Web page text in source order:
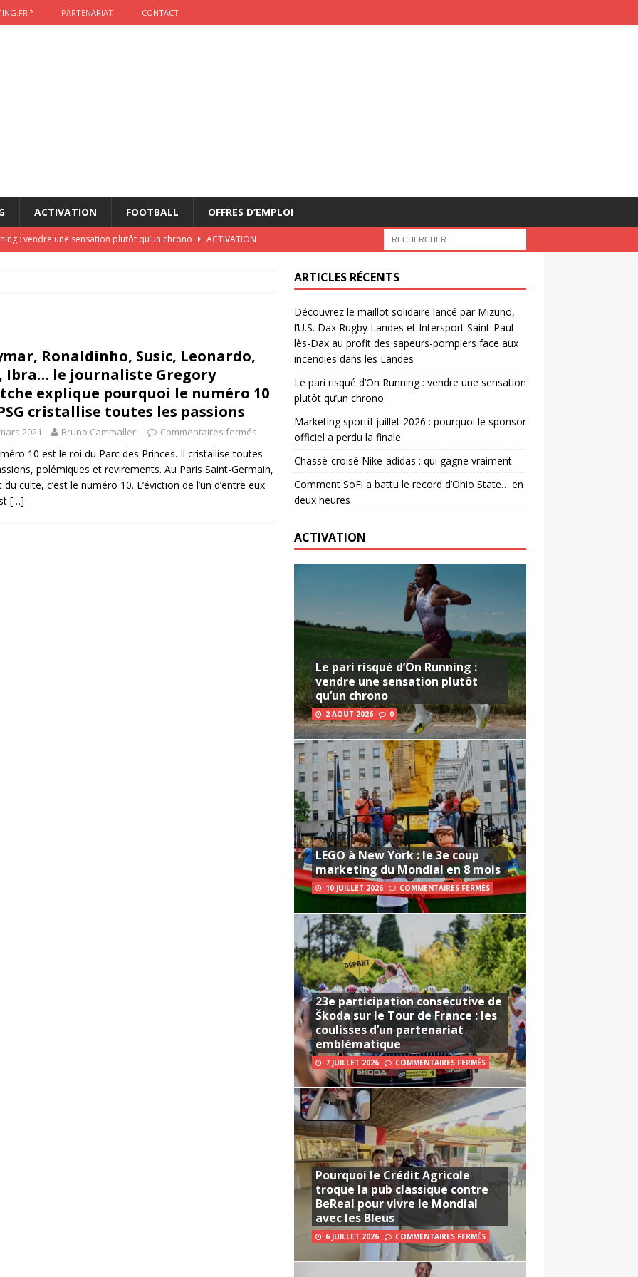
? PARTENARIAT CONTACT
ACTIVATION FOOTBALL OFFRES D’EMPLOI
: vendre une sensation plutôt qu’un chrono
ACTIVATION
: qui gagne vraiment
lancé par Mizuno, l’U.S. Dax Rugby Landes et Intersport
pompiers face aux incendies dans les Landes
RUGBY
Ronaldinho, Susic, Leonardo,
Ibra… le journaliste Gregory
explique pourquoi le numéro 10
cristallise toutes les passions
2021 Bruno Cammalleri Commentaires fermés
10 est le roi du Parc des Princes. Il cristallise toutes
polémiques et revirements. Au Paris Saint-Germain,
du culte, c’est le numéro 10. L’éviction de l’un d’entre eux
[…]
ARTICLES RÉCENTS
Découvrez le maillot solidaire lancé par Mizuno,
l’U.S. Dax Rugby Landes et Intersport Saint-Paul-
lès-Dax au profit des sapeurs-pompiers face aux
incendies dans les Landes
Le pari risqué d’On Running : vendre une sensation
plutôt qu’un chrono
Marketing sportif juillet 2026 : pourquoi le sponsor
officiel a perdu la finale
Chassé-croisé Nike-adidas : qui gagne vraiment
Comment SoFi a battu le record d’Ohio State… en
deux heures
ACTIVATION
Le pari risqué d’On Running :
vendre une sensation plutôt
qu’un chrono
2 AOÛT 2026 0
LEGO à New York : le 3e coup
marketing du Mondial en 8 mois
10 JUILLET 2026 COMMENTAIRES FERMÉS
23e participation consécutive de
Škoda sur le Tour de France : les
coulisses d’un partenariat
emblématique
7 JUILLET 2026 COMMENTAIRES FERMÉS
Pourquoi le Crédit Agricole
troque la pub classique contre
BeReal pour vivre le Mondial
avec les Bleus
6 JUILLET 2026 COMMENTAIRES FERMÉS